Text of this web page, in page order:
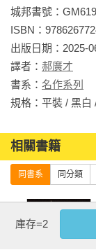
城邦書號：
ISBN：
出版日期：2025-
譯者： 郝廣才
書系： 名作系列
規格：平裝 /
相關書籍
同書系 同分類
庫存=2